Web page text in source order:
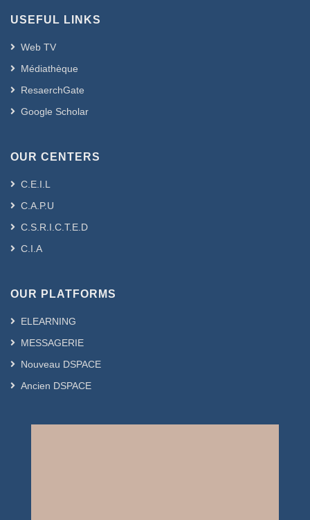
USEFUL LINKS
Web TV
Médiathèque
ResaerchGate
Google Scholar
OUR CENTERS
C.E.I.L
C.A.P.U
C.S.R.I.C.T.E.D
C.I.A
OUR PLATFORMS
ELEARNING
MESSAGERIE
Nouveau DSPACE
Ancien DSPACE